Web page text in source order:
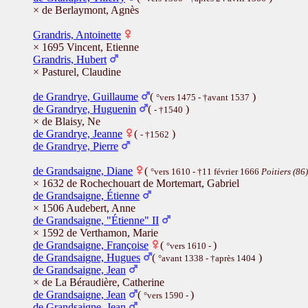
× de Berlaymont, Agnès
Grandris, Antoinette
× 1695 Vincent, Etienne
Grandris, Hubert
× Pasturel, Claudine
de Grandrye, Guillaume ( °vers 1475 - †avant 1537 )
de Grandrye, Huguenin
( - †1540 )
× de Blaisy, Ne
de Grandrye, Jeanne
( - †1562 )
de Grandrye, Pierre
de Grandsaigne, Diane ( °vers 1610 - †11 février 1666 Poitiers (86)
× 1632 de Rochechouart de Mortemart, Gabriel
de Grandsaigne, Étienne
× 1506 Audebert, Anne
de Grandsaigne, "Étienne" II
× 1592 de Verthamon, Marie
de Grandsaigne, Françoise
( °vers 1610 - )
de Grandsaigne, Hugues
( °avant 1338 - †après 1404 )
de Grandsaigne, Jean
× de La Béraudière, Catherine
de Grandsaigne, Jean
( °vers 1590 - )